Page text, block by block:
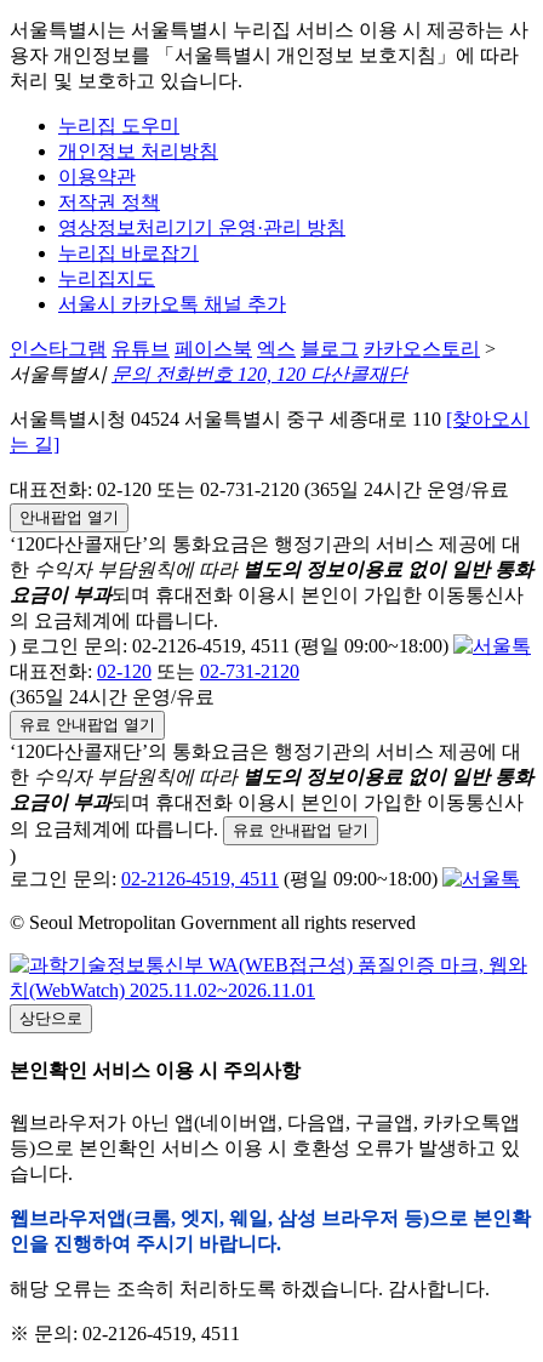
서울특별시는 서울특별시 누리집 서비스 이용 시 제공하는 사
용자 개인정보를 「서울특별시 개인정보 보호지침」에 따라
처리 및 보호하고 있습니다.
누리집 도우미
개인정보 처리방침
이용약관
저작권 정책
영상정보처리기기 운영·관리 방침
누리집 바로잡기
누리집지도
서울시 카카오톡 채널 추가
인스타그램 유튜브 페이스북 엑스 블로그 카카오스토리 >
서울특별시 문의 전화번호 120, 120 다산콜재단
서울특별시청 04524 서울특별시 중구 세종대로 110 [찾아오시
는 길]
대표전화: 02-120 또는 02-731-2120 (365일 24시간 운영/유료
안내팝업 열기
‘120다산콜재단’의 통화요금은 행정기관의 서비스 제공에 대
한 수익자 부담원칙에 따라 별도의 정보이용료 없이 일반 통화
요금이 부과되며 휴대전화 이용시 본인이 가입한 이동통신사
의 요금체계에 따릅니다.
) 로그인 문의: 02-2126-4519, 4511 (평일 09:00~18:00)
대표전화: 02-120 또는 02-731-2120
(365일 24시간 운영/유료
유료 안내팝업 열기
‘120다산콜재단’의 통화요금은 행정기관의 서비스 제공에 대
한 수익자 부담원칙에 따라 별도의 정보이용료 없이 일반 통화
요금이 부과되며 휴대전화 이용시 본인이 가입한 이동통신사
의 요금체계에 따릅니다.
유료 안내팝업 닫기
)
로그인 문의: 02-2126-4519, 4511 (평일 09:00~18:00)
© Seoul Metropolitan Government all rights reserved
상단으로
본인확인 서비스 이용 시 주의사항
웹브라우저가 아닌 앱(네이버앱, 다음앱, 구글앱, 카카오톡앱
등)으로 본인확인 서비스 이용 시 호환성 오류가 발생하고 있
습니다.
웹브라우저앱(크롬, 엣지, 웨일, 삼성 브라우저 등)으로 본인확
인을 진행하여 주시기 바랍니다.
해당 오류는 조속히 처리하도록 하겠습니다. 감사합니다.
※ 문의: 02-2126-4519, 4511